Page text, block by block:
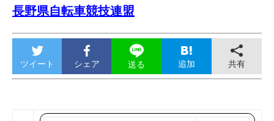
長野県自転車競技連盟
ツイート シェア 送る 追加 共有